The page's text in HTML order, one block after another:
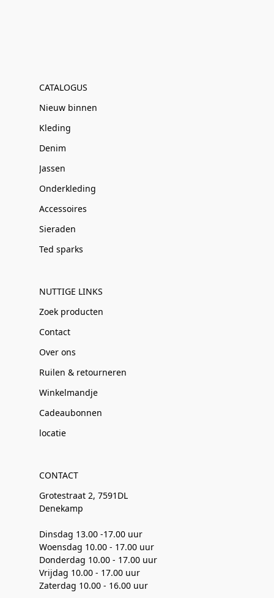
CATALOGUS
Nieuw binnen
Kleding
Denim
Jassen
Onderkleding
Accessoires
Sieraden
Ted sparks
NUTTIGE LINKS
Zoek producten
Contact
Over ons
Ruilen & retourneren
Winkelmandje
Cadeaubonnen
locatie
CONTACT
Grotestraat 2, 7591DL
Denekamp
Dinsdag 13.00 -17.00 uur
Woensdag 10.00 - 17.00 uur
Donderdag 10.00 - 17.00 uur
Vrijdag 10.00 - 17.00 uur
Zaterdag 10.00 - 16.00 uur